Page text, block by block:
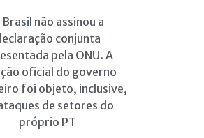
Brasil não assinou a
conjunta
pela ONU. A
oficial do governo
foi objeto, inclusive,
de setores do
próprio PT